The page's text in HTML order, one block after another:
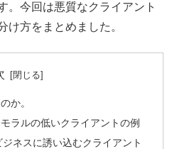
。今回は悪質なクライアント
け方をまとめました。
か。
ラルの低いクライアントの例
ネスに誘い込むクライアント